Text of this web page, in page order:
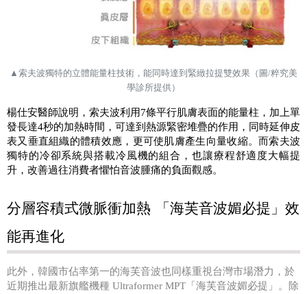
▲ 索夫波獨特的立體能量柱技術，能同時達到緊緻拉提雙效果 （圖/粹究美
學診所提供）
楊仕安醫師說明，索夫波利用7條平行肌膚表面的能量柱，加上單
發長達4秒的加熱時間，可達到熱源緊密堆疊的作用，同時延伸皮
表又垂直組織的體積效應，更可使肌膚產生向量收縮。而索夫波
獨特的冷卻系統與搭載冷風機的組合，也讓療程舒適度大幅提
升，改善過往消費者懼怕音波腫痛的負面觀感。
分層容積式微脈衝加熱
「海芙音波媚必提」效
能再進化
此外，韓國市佔率第一的海芙音波也同樣重視台灣市場潛力，於
近期推出最新旗艦機種 Ultraformer MPT 「海芙音波媚必提」。除